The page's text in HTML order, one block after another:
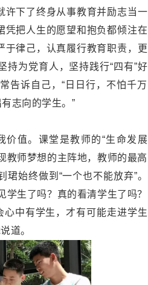
许下了终身从事教育并励志当一
凭把人生的愿望和抱负都倾注在
律己，认真履行教育职责，更
为党育人，坚持践行“四有”好
告诉自己，“日日行，不怕千万
志向的学生。”
价值。课堂是教师的“生命发展
教师梦想的主阵地，教师的最高
始终做到“一个也不能放弃”。
生了吗？真的看清学生了吗？
心中有学生，才有可能走进学生
道。